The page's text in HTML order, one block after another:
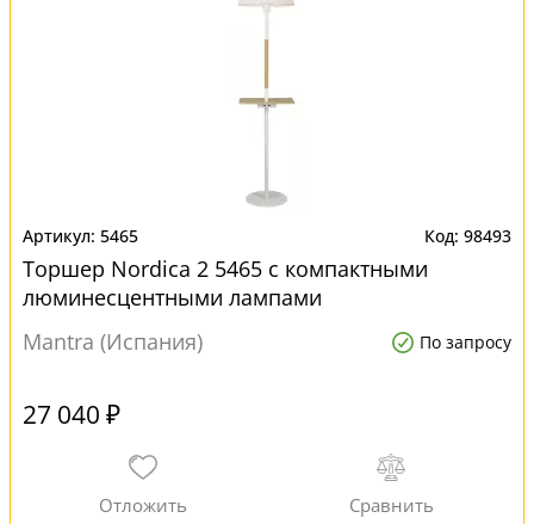
5465 98493
Торшер Nordica 2 5465 с компактными
люминесцентными лампами
Mantra (Испания)
По запросу
27 040 ₽